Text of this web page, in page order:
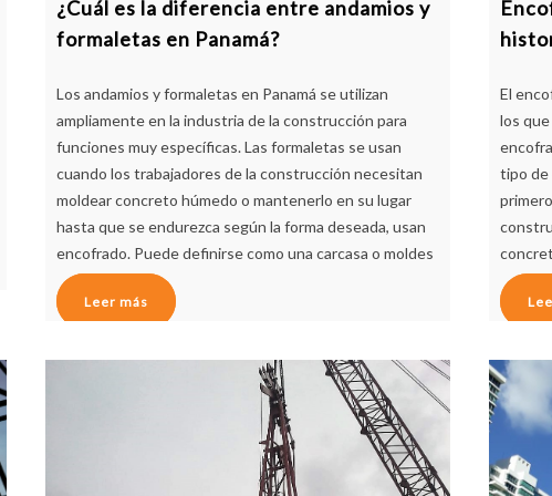
¿Cuál es la diferencia entre andamios y
formaletas en Panamá?
Los andamios y formaletas en Panamá se utilizan
ampliamente en la industria de la construcción para
funciones muy específicas. Las formaletas se usan
cuando los trabajadores de la construcción necesitan
moldear concreto húmedo o mantenerlo en su lugar
hasta que se endurezca según la forma deseada, usan
encofrado. Puede definirse como una carcasa o moldes
Leer más
El
los
tipo de